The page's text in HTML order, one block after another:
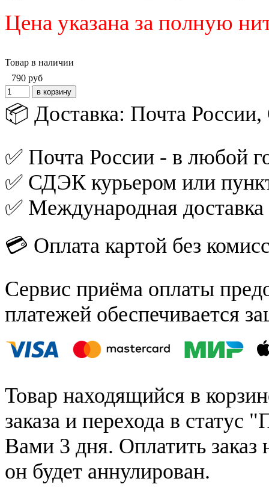
Цена указана за полную
Товар в наличии
790 руб
📦 Доставка: Почта
✅ Почта России - в любой
✅ СДЭК курьером или
✅ Международная
💳 Оплата картой без
Сервис приёма оплаты
платежей обеспечивается
Товар находящийся в
заказа и перехода в статус
Вами 3 дня. Оплатить заказ
он будет аннулирован.